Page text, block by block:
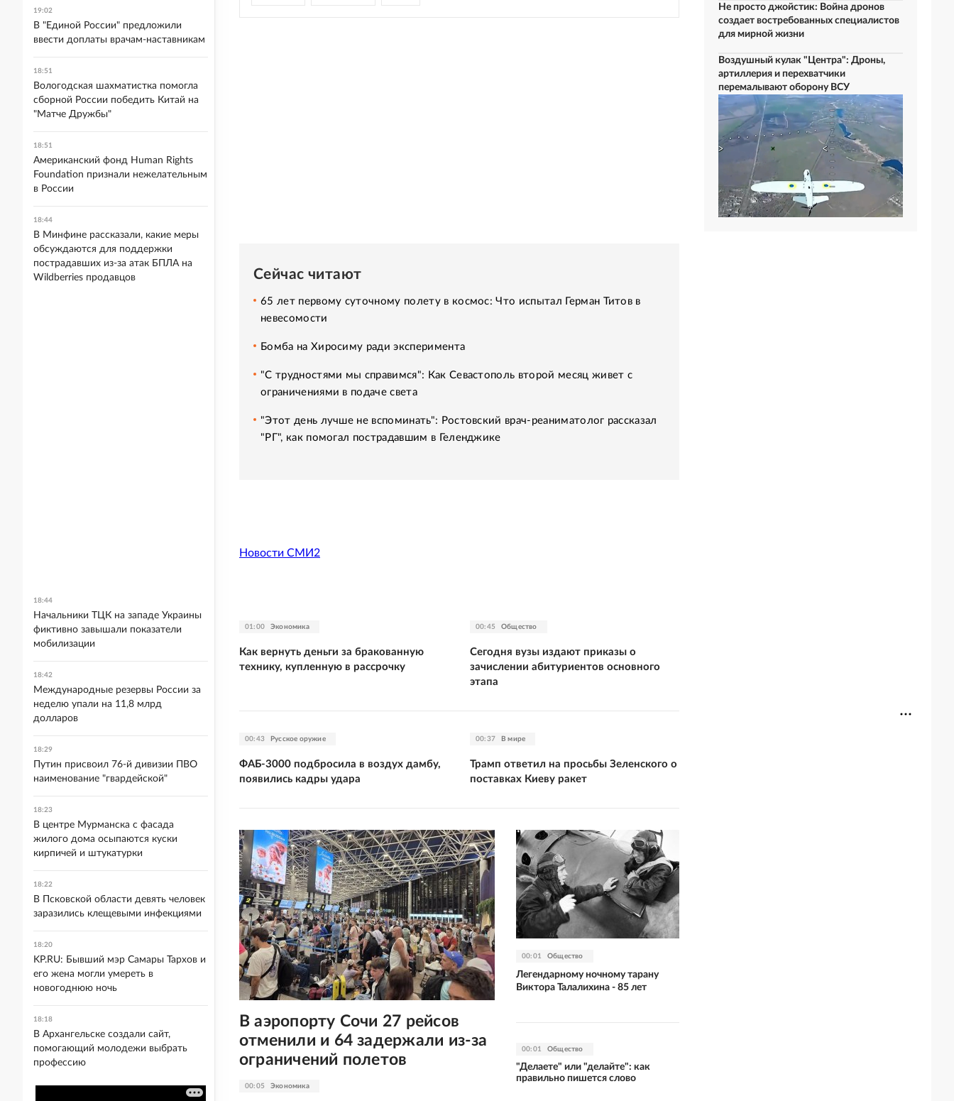
Сейчас читают
65 лет первому суточному полету в космос: Что испытал Герман Титов в
невесомости
Бомба на Хиросиму ради эксперимента
"С трудностями мы справимся": Как Севастополь второй месяц живет с
ограничениями в подаче света
"Этот день лучше не вспоминать": Ростовский врач-реаниматолог рассказал
"РГ", как помогал пострадавшим в Геленджике
Новости СМИ2
01:00 Экономика
Как вернуть деньги за бракованную
технику, купленную в рассрочку
00:45 Общество
Сегодня вузы издают приказы о
зачислении абитуриентов основного
этапа
00:43 Русское оружие
ФАБ-3000 подбросила в воздух дамбу,
появились кадры удара
00:37 В мире
Трамп ответил на просьбы Зеленского о
поставках Киеву ракет
00:05 Экономика
В аэропорту Сочи 27 рейсов
отменили и 64 задержали из-за
ограничений полетов
00:01 Общество
Легендарному ночному тарану
Виктора Талалихина - 85 лет
00:01 Общество
"Делаете" или "делайте": как
правильно пишется слово
Не просто джойстик: Война дронов
создает востребованных специалистов
для мирной жизни
Воздушный кулак "Центра": Дроны,
артиллерия и перехватчики
перемалывают оборону ВСУ
19:02
В "Единой России" предложили
ввести доплаты врачам-наставникам
18:51
Вологодская шахматистка помогла
сборной России победить Китай на
"Матче Дружбы"
18:51
Американский фонд Human Rights
Foundation признали нежелательным
в России
18:44
В Минфине рассказали, какие меры
обсуждаются для поддержки
пострадавших из-за атак БПЛА на
Wildberries продавцов
18:44
Начальники ТЦК на западе Украины
фиктивно завышали показатели
мобилизации
18:42
Международные резервы России за
неделю упали на 11,8 млрд
долларов
18:29
Путин присвоил 76-й дивизии ПВО
наименование "гвардейской"
18:23
В центре Мурманска с фасада
жилого дома осыпаются куски
кирпичей и штукатурки
18:22
В Псковской области девять человек
заразились клещевыми инфекциями
18:20
KP.RU: Бывший мэр Самары Тархов и
его жена могли умереть в
новогоднюю ночь
18:18
В Архангельске создали сайт,
помогающий молодежи выбрать
профессию